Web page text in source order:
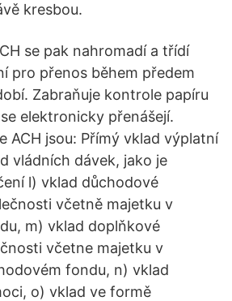
kresbou.
se pak nahromadí a třídí
pro přenos během předem
Zabraňuje kontrole papíru
elektronicky přenášejí.
ACH jsou: Přímý vklad výplatní
vládních dávek, jako je
l) vklad důchodové
včetně majetku v
m) vklad doplňkové
včetne majetku v
fondu, n) vklad
o) vklad ve formě